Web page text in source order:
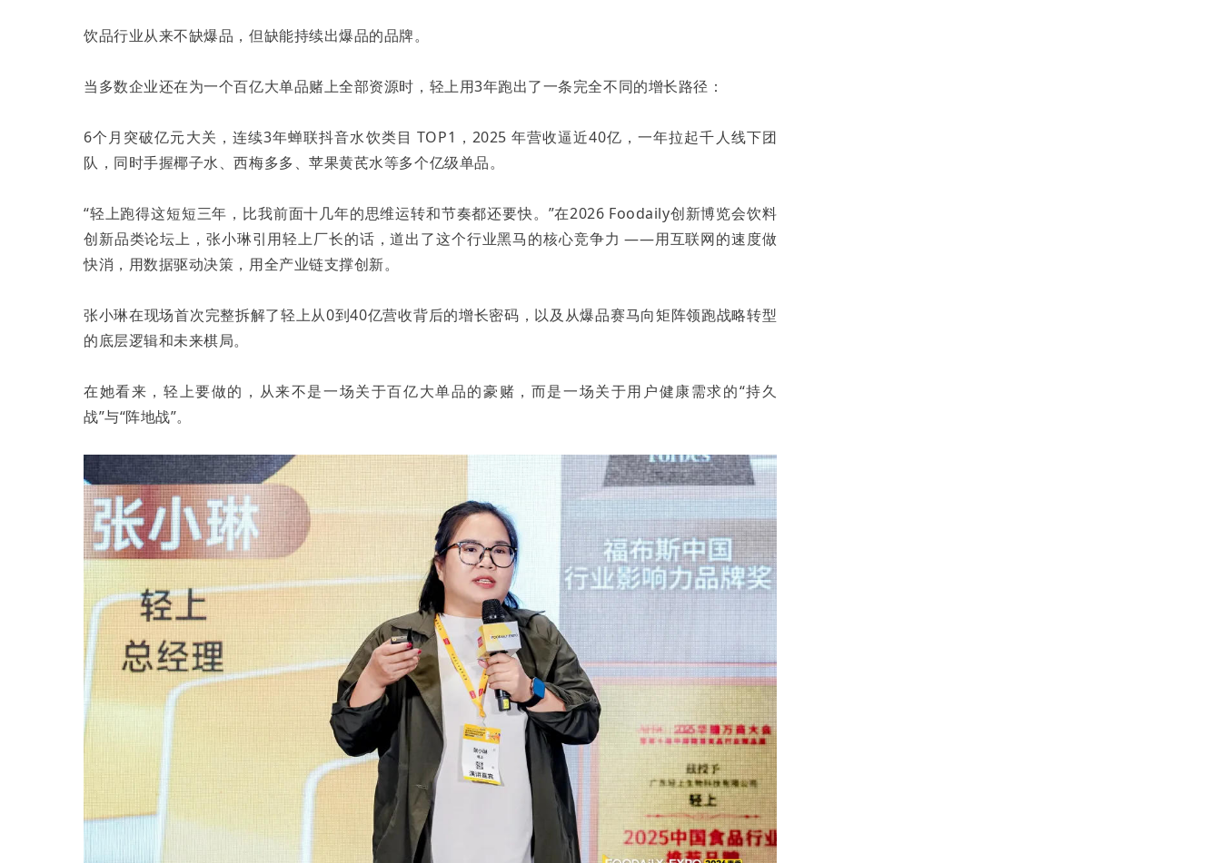
饮品行业从来不缺爆品，但缺能持续出爆品的品牌。
当多数企业还在为一个百亿大单品赌上全部资源时，轻上用3年跑出了一条完全不同的增长路径：
6个月突破亿元大关，连续3年蝉联抖音水饮类目 TOP1，2025 年营收逼近40亿，一年拉起千人线下团
队，同时手握椰子水、西梅多多、苹果黄芪水等多个亿级单品。
“轻上跑得这短短三年，比我前面十几年的思维运转和节奏都还要快。”在2026 Foodaily创新博览会饮料
创新品类论坛上，张小琳引用轻上厂长的话，道出了这个行业黑马的核心竞争力 ——用互联网的速度做
快消，用数据驱动决策，用全产业链支撑创新。
张小琳在现场首次完整拆解了轻上从0到40亿营收背后的增长密码，以及从爆品赛马向矩阵领跑战略转型
的底层逻辑和未来棋局。
在她看来，轻上要做的，从来不是一场关于百亿大单品的豪赌，而是一场关于用户健康需求的“持久
战”与“阵地战”。